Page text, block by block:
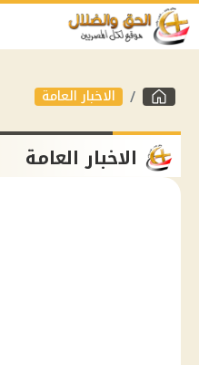
الاخبار العامة
الاخبار العامة